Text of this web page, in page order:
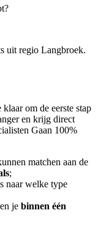
uit regio Langbroek.
om de eerste stap
en krijg direct
Gaan 100%
matchen aan de
;
naar welke type
je binnen één